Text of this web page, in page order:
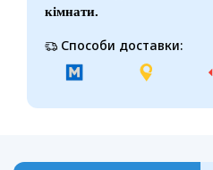
кімнати.
Способи доставки: